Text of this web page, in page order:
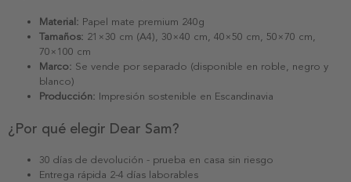
Material: Papel mate premium 240g
Tamaños: 21×30 cm (A4), 30×40 cm, 40×50 cm, 50×70 cm,
70×100 cm
Marco: Se vende por separado (disponible en roble, negro y
blanco)
Producción: Impresión sostenible en Escandinavia
¿Por qué elegir Dear Sam?
30 días de devolución - prueba en casa sin riesgo
Entrega rápida 2-4 días laborables